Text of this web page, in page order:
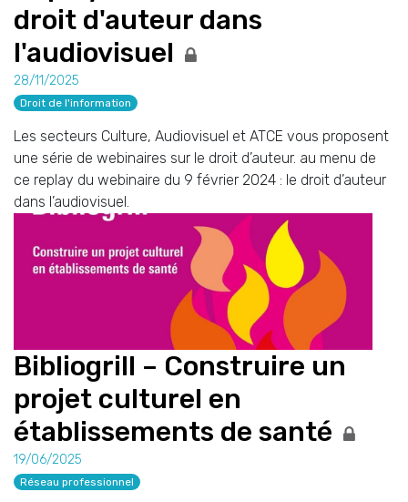
droit d'auteur dans
l'audiovisuel
28/11/2025
Droit de l'information
Les secteurs Culture, Audiovisuel et ATCE vous proposent
une série de webinaires sur le droit d’auteur. au menu de
ce replay du webinaire du 9 février 2024 : le droit d’auteur
dans l’audiovisuel.
Bibliogrill – Construire un
projet culturel en
établissements de santé
19/06/2025
Réseau professionnel